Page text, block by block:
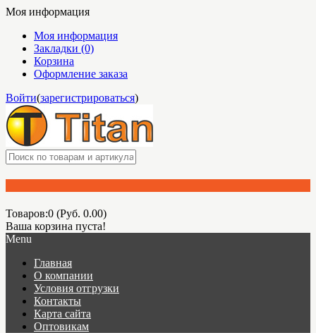
Моя информация
Моя информация
Закладки (0)
Корзина
Оформление заказа
Войти(зарегистрироваться)
Товаров:0 (Руб. 0.00)
Ваша корзина пуста!
Menu
Главная
О компании
Условия отгрузки
Контакты
Карта сайта
Оптовикам